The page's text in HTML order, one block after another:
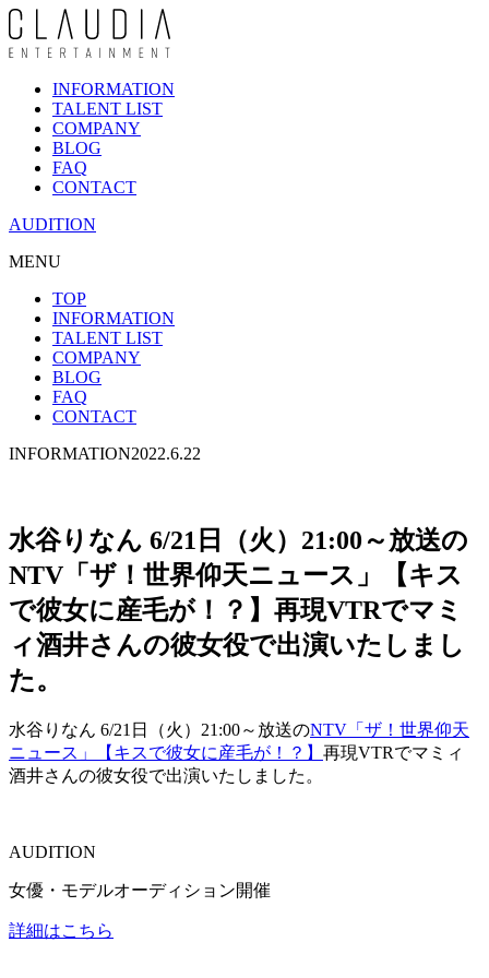
INFORMATION
TALENT LIST
COMPANY
BLOG
FAQ
CONTACT
AUDITION
MENU
TOP
INFORMATION
TALENT LIST
COMPANY
BLOG
FAQ
CONTACT
INFORMATION2022.6.22
水谷りなん 6/21日（火）21:00～放送の
NTV「ザ！世界仰天ニュース」【キス
で彼女に産毛が！？】再現VTRでマミ
ィ酒井さんの彼女役で出演いたしまし
た。
水谷りなん 6/21日（火）21:00～放送のNTV「ザ！世界仰天
ニュース」【キスで彼女に産毛が！？】 再現VTRでマミィ
酒井さんの彼女役で出演いたしました。
AUDITION
女優・モデルオーディション開催
詳細はこちら